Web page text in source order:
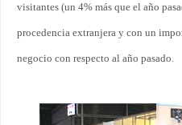
visitantes (un 4% más que el año
procedencia extranjera y con un
negocio con respecto al año pasado.